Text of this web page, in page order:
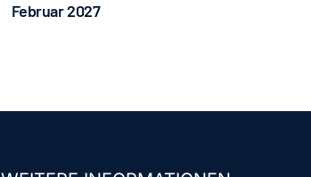
Februar 2027